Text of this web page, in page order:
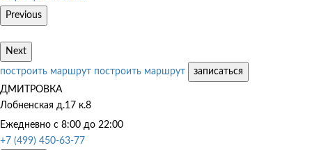
Previous
Next
построить маршрут построить маршрут
записаться
ДМИТРОВКА
Лобненская д.17 к.8
Ежедневно с 8:00 до 22:00
+7 (499) 450-63-77